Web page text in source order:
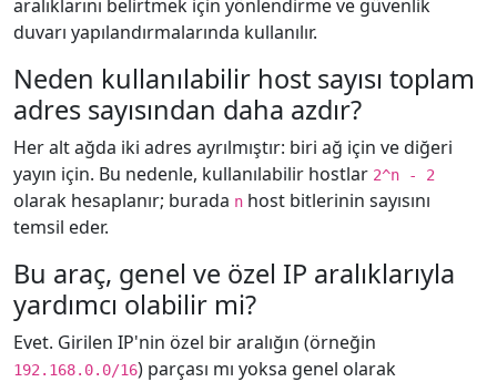
aralıklarını belirtmek için yönlendirme ve güvenlik
duvarı yapılandırmalarında kullanılır.
Neden kullanılabilir host sayısı toplam
adres sayısından daha azdır?
Her alt ağda iki adres ayrılmıştır: biri ağ için ve diğeri
yayın için. Bu nedenle, kullanılabilir hostlar 2^n - 2
olarak hesaplanır; burada n host bitlerinin sayısını
temsil eder.
Bu araç, genel ve özel IP aralıklarıyla
yardımcı olabilir mi?
Evet. Girilen IP'nin özel bir aralığın (örneğin
192.168.0.0/16) parçası mı yoksa genel olarak